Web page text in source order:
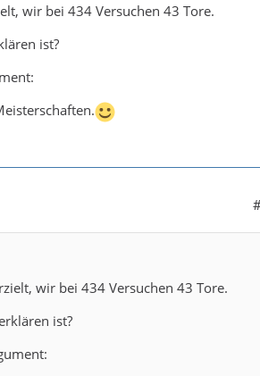
wir bei 434 Versuchen 43 Tore.
ist?
wir bei 434 Versuchen 43 Tore.
ist?